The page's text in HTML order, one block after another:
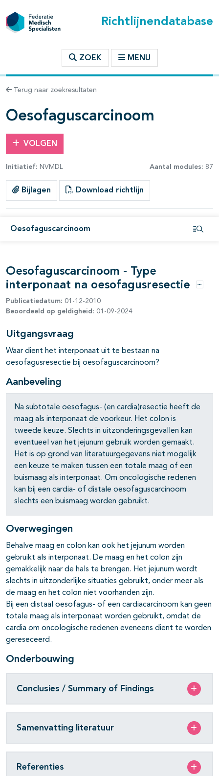
Richtlijnendatabase
ZOEK MENU
Terug naar zoekresultaten
Oesofaguscarcinoom
VOLGEN
Initiatief: NVMDL Aantal modules: 87
Bijlagen Download richtlijn
Oesofaguscarcinoom
binnen deze richtlijn
open- en dichtklappen
open- en dichtklappen
open- en dichtklappen
open- en dichtklappen
open- en dichtklappen
open- en dichtklappen
open- en dichtklappen
open- en dichtklappen
open- en dichtklappen
open- en dichtklappen
open- en dichtklappen
Oesofaguscarcinoom - Type
interponaat na oesofagusresectie
Opties
Publicatiedatum: 01-12-2010
Beoordeeld op geldigheid: 01-09-2024
Uitgangsvraag
Waar dient het interponaat uit te bestaan na
oesofagusresectie bij oesofaguscarcinoom?
Aanbeveling
Na subtotale oesofagus- (en cardia)resectie heeft de
maag als interponaat de voorkeur. Het colon is
tweede keuze. Slechts in uitzonderingsgevallen kan
eventueel van het jejunum gebruik worden gemaakt.
Het is op grond van literatuurgegevens niet mogelijk
een keuze te maken tussen een totale maag of een
buismaag als interponaat. Om oncologische redenen
kan bij een cardia- of distale oesofaguscarcinoom
slechts een buismaag worden gebruikt.
Overwegingen
Behalve maag en colon kan ook het jejunum worden
gebruikt als interponaat. De maag en het colon zijn
gemakkelijk naar de hals te brengen. Het jejunum wordt
slechts in uitzonderlijke situaties gebruikt, onder meer als
de maag en het colon niet voorhanden zijn.
Bij een distaal oesofagus- of een cardiacarcinoom kan geen
totale maag als interponaat worden gebruikt, omdat de
cardia om oncologische redenen eveneens dient te worden
gereseceerd.
Onderbouwing
Conclusies / Summary of Findings
Samenvatting literatuur
Referenties